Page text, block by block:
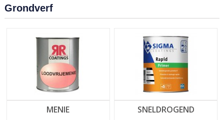
Grondverf
MENIE SNELDROGEND